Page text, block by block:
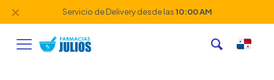
Servicio de Delivery desde las10:00 AM
✕